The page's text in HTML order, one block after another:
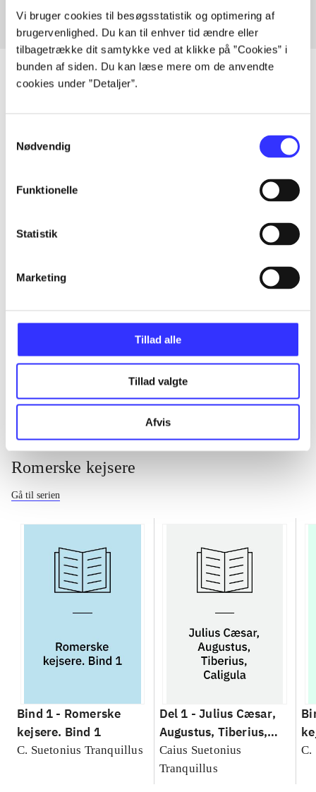
Vi bruger cookies til besøgsstatistik og optimering af
brugervenlighed. Du kan til enhver tid ændre eller
tilbagetrække dit samtykke ved at klikke på ”Cookies” i
bunden af siden. Du kan læse mere om de anvendte
cookies under ”Detaljer”.
Nødvendig
Funktionelle
Statistik
Marketing
Tillad alle
Tillad valgte
Afvis
...
Romerske kejsere
Gå til serien
Bind 1 - Romerske
kejsere. Bind 1
C. Suetonius Tranquillus
Del 1 -Julius Cæsar,
Augustus, Tiberius,
Caligula
Caius Suetonius
Tranquillus
C.